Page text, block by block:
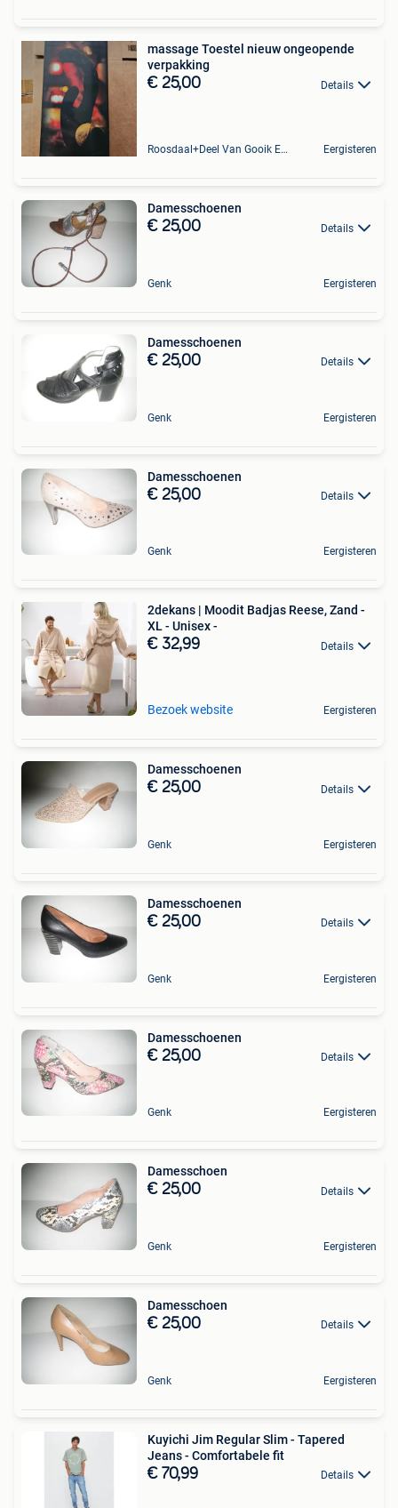
massage Toestel nieuw ongeopende
verpakking
€ 25,00 Details
Roosdaal+Deel Van Gooik En Sint-Kwintens-Lennik Eergisteren
Damesschoenen
€ 25,00 Details
Genk Eergisteren
Damesschoenen
€ 25,00 Details
Genk Eergisteren
Damesschoenen
€ 25,00 Details
Genk Eergisteren
2dekans | Moodit Badjas Reese, Zand -
XL - Unisex -
€ 32,99 Details
Bezoek website Eergisteren
Damesschoenen
€ 25,00 Details
Genk Eergisteren
Damesschoenen
€ 25,00 Details
Genk Eergisteren
Damesschoenen
€ 25,00 Details
Genk Eergisteren
Damesschoen
€ 25,00 Details
Genk Eergisteren
Damesschoen
€ 25,00 Details
Genk Eergisteren
Kuyichi Jim Regular Slim - Tapered
Jeans - Comfortabele fit
€ 70,99 Details